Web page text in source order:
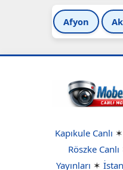
Afyon
Kapıkule Canlı ✶
Röszke Canlı
Yayınları ✶